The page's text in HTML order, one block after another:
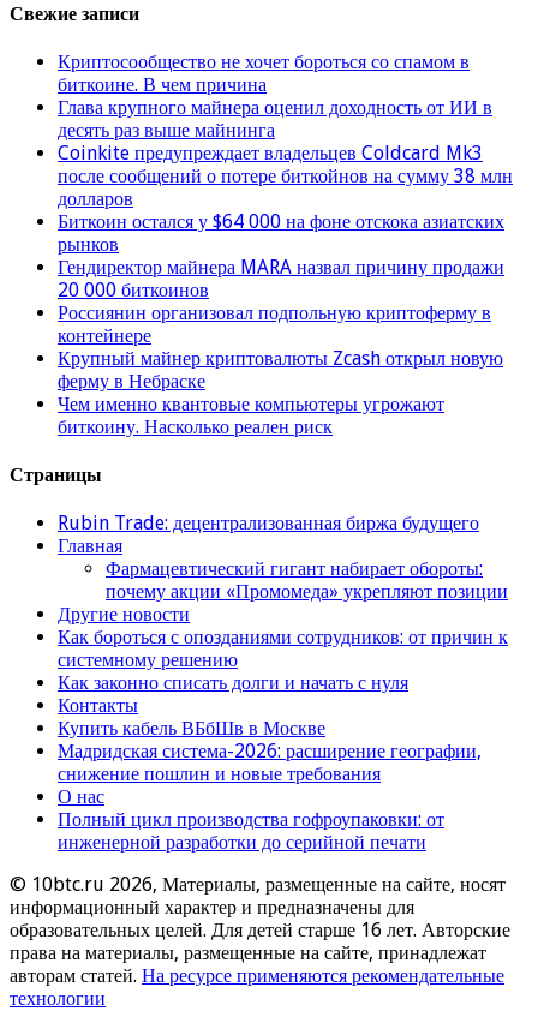
Свежие записи
Криптосообщество не хочет бороться со спамом в
биткоине. В чем причина
Глава крупного майнера оценил доходность от ИИ в
десять раз выше майнинга
Coinkite предупреждает владельцев Coldcard Mk3
после сообщений о потере биткойнов на сумму 38 млн
долларов
Биткоин остался у $64 000 на фоне отскока азиатских
рынков
Гендиректор майнера MARA назвал причину продажи
20 000 биткоинов
Россиянин организовал подпольную криптоферму в
контейнере
Крупный майнер криптовалюты Zcash открыл новую
ферму в Небраске
Чем именно квантовые компьютеры угрожают
биткоину. Насколько реален риск
Страницы
Rubin Trade: децентрализованная биржа будущего
Главная
Фармацевтический гигант набирает обороты:
почему акции «Промомеда» укрепляют позиции
Другие новости
Как бороться с опозданиями сотрудников: от причин к
системному решению
Как законно списать долги и начать с нуля
Контакты
Купить кабель ВБбШв в Москве
Мадридская система-2026: расширение географии,
снижение пошлин и новые требования
О нас
Полный цикл производства гофроупаковки: от
инженерной разработки до серийной печати
© 10btc.ru 2026, Материалы, размещенные на сайте, носят
информационный характер и предназначены для
образовательных целей. Для детей старше 16 лет. Авторские
права на материалы, размещенные на сайте, принадлежат
авторам статей. На ресурсе применяются рекомендательные
технологии